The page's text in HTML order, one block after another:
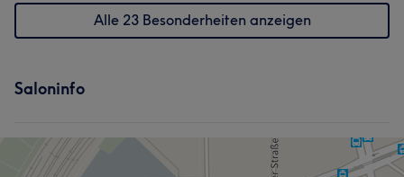
Alle 23 Besonderheiten anzeigen
Saloninfo